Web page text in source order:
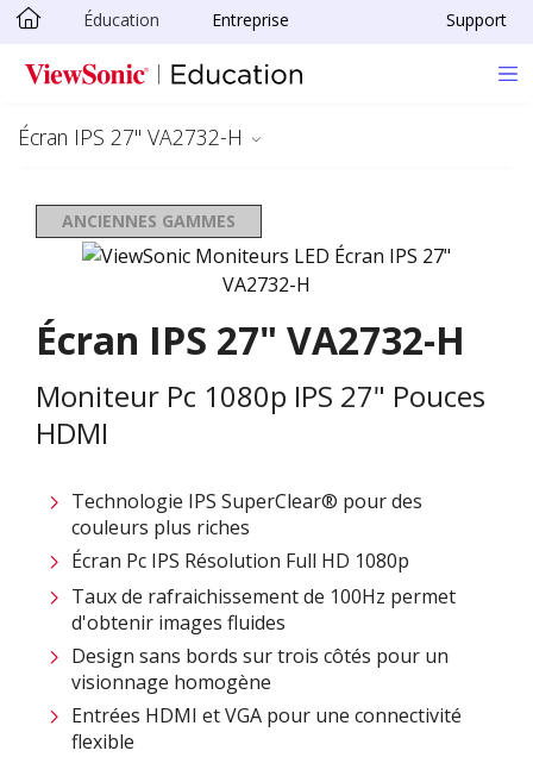
Passer au contenu principal
Éducation Entreprise Support
Écran IPS 27" VA2732-H
ANCIENNES GAMMES
Écran IPS 27" VA2732-H
Moniteur Pc 1080p IPS 27" Pouces
HDMI
Technologie IPS SuperClear® pour des
couleurs plus riches
Écran Pc IPS Résolution Full HD 1080p
Taux de rafraichissement de 100Hz permet
d'obtenir images fluides
Design sans bords sur trois côtés pour un
visionnage homogène
Entrées HDMI et VGA pour une connectivité
flexible